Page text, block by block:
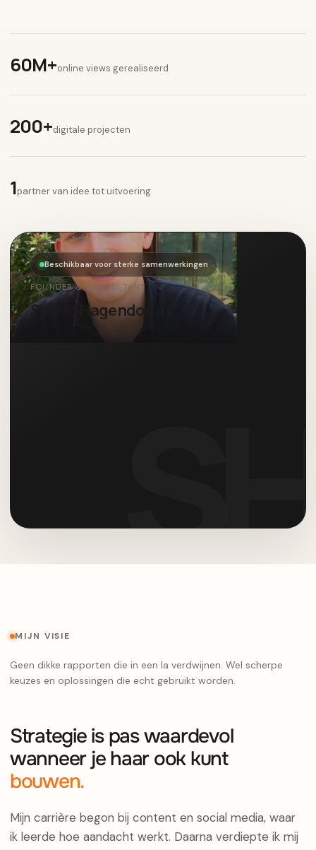
60M+online views gerealiseerd
200+digitale projecten
1partner van idee tot uitvoering
Beschikbaar voor sterke samenwerkingen
FOUNDER & CONSULTANT
Sjoerd Hagendoorn
MIJN VISIE
Geen dikke rapporten die in een la verdwijnen. Wel scherpe
keuzes en oplossingen die echt gebruikt worden.
Strategie is pas waardevol
wanneer je haar ook kunt
bouwen.
Mijn carrière begon bij content en social media, waar
ik leerde hoe aandacht werkt. Daarna verdiepte ik mij